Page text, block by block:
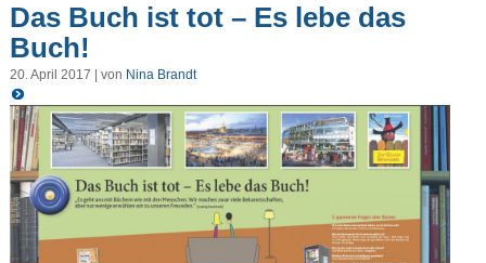
Das Buch ist tot – Es lebe das
Buch!
20. April 2017 | von Nina Brandt